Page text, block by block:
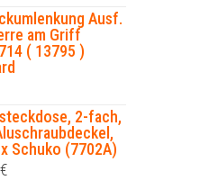
Ausf.
am Griff
( 13795 )
2-fach,
Schuko (7702A)
€